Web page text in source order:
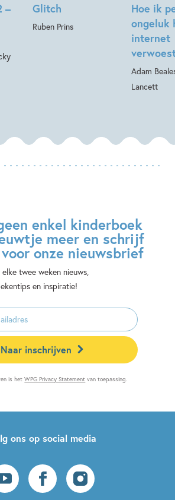
–
Glitch
Ruben Prins
Hoe ik
ongeluk
internet
Adam
Lancett
enkel kinderboek
meer en schrijf
onze nieuwsbrief
twee weken nieuws,
en inspiratie!
Naar inschrijven
is hetWPG Privacy Statement van toepassing.
ons op social media